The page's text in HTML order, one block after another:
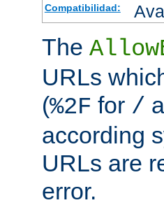
Compatibilidad:
The
URLs
(%2F for /
according
URLs are
error.